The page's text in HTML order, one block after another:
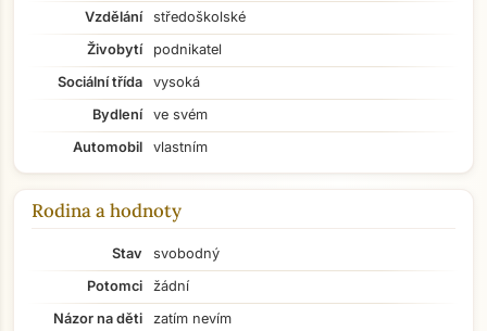
Vzdělání
středoškolské
Živobytí
podnikatel
Sociální třída
vysoká
Bydlení
ve svém
Automobil
vlastním
Rodina a hodnoty
Stav
svobodný
Potomci
žádní
Názor na děti
zatím nevím